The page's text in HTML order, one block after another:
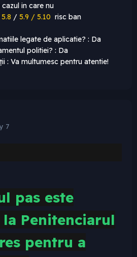
in care nu
5.8 / 5.9 / 5.10 risc ban
legate de aplicatie? : Da
politiei? : Da
: Va multumesc pentru atentie!
7
pas este
Penitenciarul
pentru a